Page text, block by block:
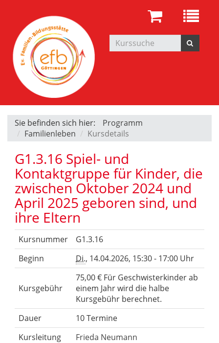
Sie befinden sich hier:
Programm
Familienleben
Kursdetails
G1.3.16 Spiel- und
Kontaktgruppe für Kinder, die
zwischen Oktober 2024 und
April 2025 geboren sind, und
ihre Eltern
Kursnummer
G1.3.16
Beginn
Di., 14.04.2026, 15:30 - 17:00 Uhr
Kursgebühr
75,00 € Für Geschwisterkinder ab
einem Jahr wird die halbe
Kursgebühr berechnet.
Dauer
10 Termine
Kursleitung
Frieda Neumann